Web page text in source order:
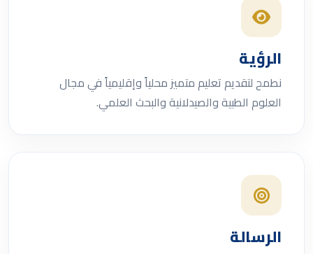
الرؤية
نطمح لتقديم تعليم متميز محلياً وإقليمياً في مجال
العلوم الطبية والصيدلانية والبحث العلمي.
الرسالة